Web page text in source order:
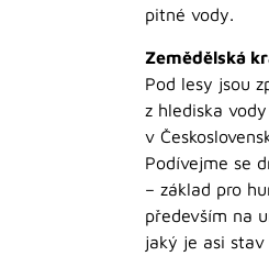
pitné vody.
Zemědělská
Pod lesy jsou
z hlediska
v
Podívejme se
– základ pro
především na
jaký je asi stav